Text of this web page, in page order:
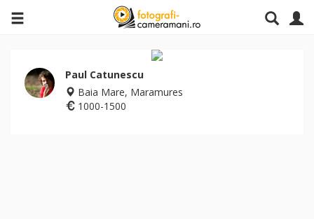
Paul Catunescu
Baia Mare, Maramures
1000-1500